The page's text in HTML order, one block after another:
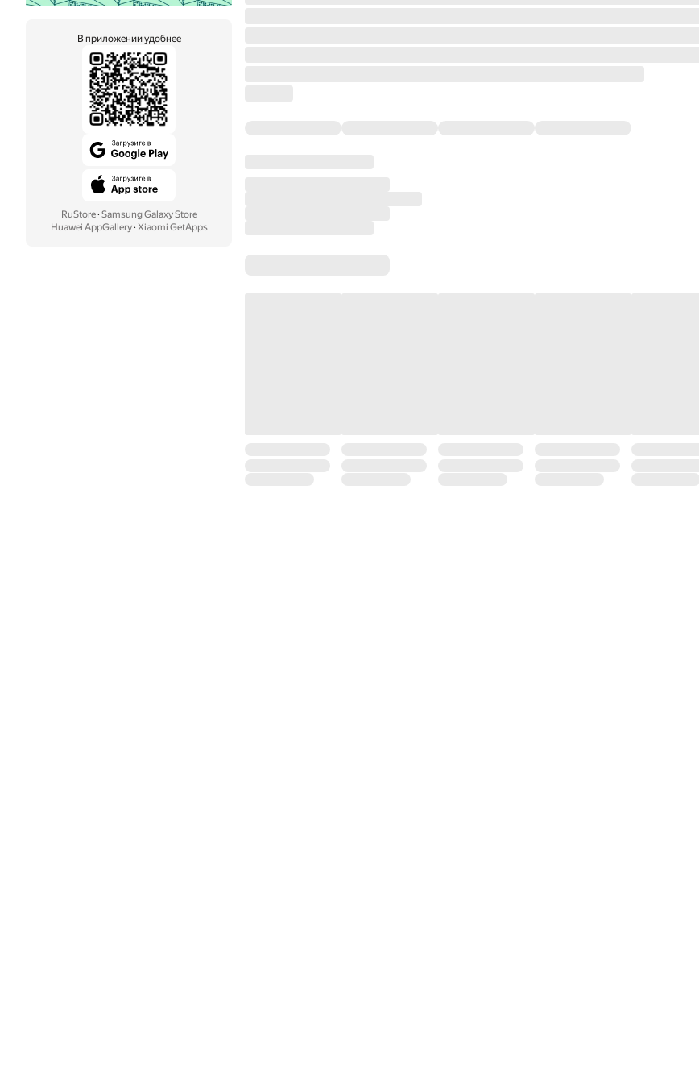
В приложении удобнее
RuStore· Samsung Galaxy Store
Huawei AppGallery· Xiaomi GetApps